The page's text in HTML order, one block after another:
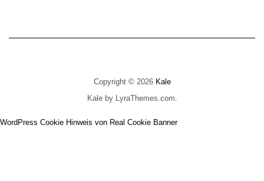
Copyright © 2026 Kale
Kaleby LyraThemes.com.
WordPress Cookie Hinweis von Real Cookie Banner